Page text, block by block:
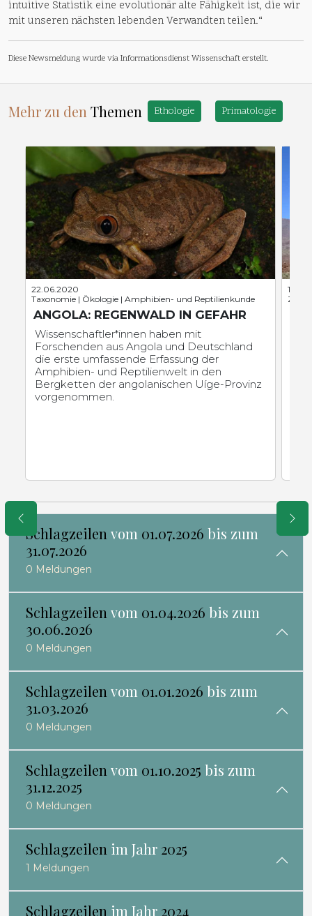
intuitive Statistik eine evolutionär alte Fähigkeit ist, die wir
mit unseren nächsten lebenden Verwandten teilen.“
Diese Newsmeldung wurde via Informationsdienst Wissenschaft erstellt.
Mehr zu den Themen Ethologie Primatologie
22.06.2020
Taxonomie | Ökologie | Amphibien- und Reptilienkunde
ANGOLA: REGENWALD IN GEFAHR
Wissenschaftler*innen haben mit
Forschenden aus Angola und Deutschland
die erste umfassende Erfassung der
Amphibien- und Reptilienwelt in den
Bergketten der angolanischen Uíge-Provinz
vorgenommen.
Schlagzeilen vom 01.07.2026 bis zum
31.07.2026
0 Meldungen
Schlagzeilen vom 01.04.2026 bis zum
30.06.2026
0 Meldungen
Schlagzeilen vom 01.01.2026 bis zum
31.03.2026
0 Meldungen
Schlagzeilen vom 01.10.2025 bis zum
31.12.2025
0 Meldungen
Schlagzeilen im Jahr 2025
1 Meldungen
Schlagzeilen im Jahr 2024